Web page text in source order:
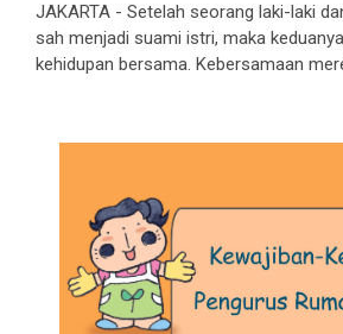
JAKARTA - Setelah seorang laki-laki
sah menjadi suami istri, maka
kehidupan bersama. Kebersamaan